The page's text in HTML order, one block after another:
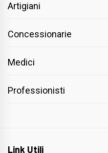
Artigiani
Concessionarie
Medici
Professionisti
Link Utili